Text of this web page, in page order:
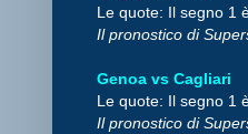
Le quote: Il segno 1
Il pronostico di
Genoa vs Cagliari
Le quote: Il segno 1
Il pronostico di